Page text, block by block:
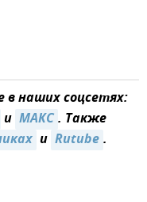
наших соцсетях:
и МАКС. Также
и Rutube.